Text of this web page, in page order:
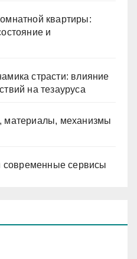
квартиры:
и
страсти: влияние
на тезауруса
механизмы
современные сервисы